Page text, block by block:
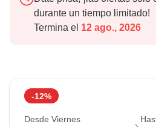
durante un tiempo limitado!
Termina el 12 ago., 2026
-12%
Desde Viernes